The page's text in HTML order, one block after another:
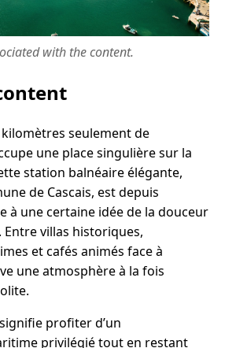
with the content.
seulement de
une place singulière sur la
station balnéaire élégante,
de Cascais, est depuis
à une certaine idée de la douceur
villas historiques,
et cafés animés face à
une atmosphère à la fois
profiter d’un
privilégié tout en restant